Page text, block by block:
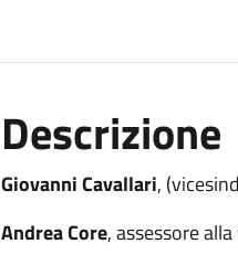
Descrizione
Giovanni Cavallari,
Andrea Core, assessore